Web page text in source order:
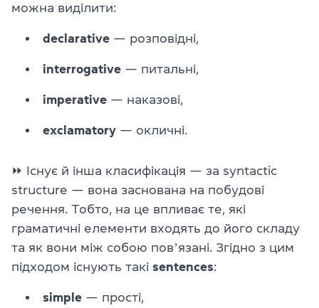
можна виділити:
declarative — розповідні,
interrogative — питальні,
imperative — наказові,
exclamatory — окличні.
⏩ Існує й інша класифікація — за syntactic
structure — вона заснована на побудові
речення. Тобто, на це впливає те, які
граматичні елементи входять до його складу
та як вони між собою повʼязані. Згідно з цим
підходом існують такі sentences:
simple — прості,